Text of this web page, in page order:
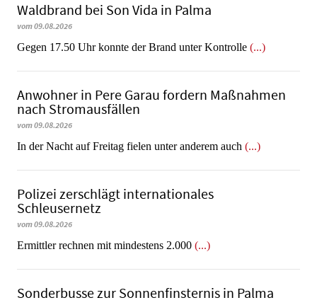
Waldbrand bei Son Vida in Palma
vom 09.08.2026
Gegen 17.50 Uhr konnte der Brand unter Kontrolle (...)
Anwohner in Pere Garau fordern Maßnahmen
nach Stromausfällen
vom 09.08.2026
In der Nacht auf Freitag fielen unter anderem auch (...)
Polizei zerschlägt internationales
Schleusernetz
vom 09.08.2026
Ermittler rechnen mit mindestens 2.000 (...)
Sonderbusse zur Sonnenfinsternis in Palma